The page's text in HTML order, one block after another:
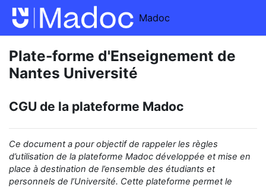
Passer au contenu principal
Madoc
Plate-forme d'Enseignement de
Nantes Université
CGU de la plateforme Madoc
Ce document a pour objectif de rappeler les règles
d’utilisation de la plateforme Madoc développée et mise en
place à destination de l’ensemble des étudiants et
personnels de l’Université. Cette plateforme permet le